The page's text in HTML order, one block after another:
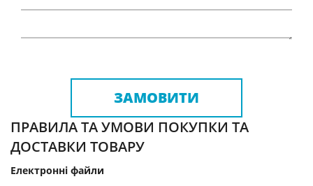
ЗАМОВИТИ
ПРАВИЛА ТА УМОВИ ПОКУПКИ ТА
ДОСТАВКИ ТОВАРУ
Електронні файли